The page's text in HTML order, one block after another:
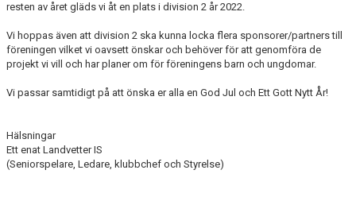
resten av året gläds vi åt en plats i division 2 år 2022.
Vi hoppas även att division 2 ska kunna locka flera sponsorer/partners till
föreningen vilket vi oavsett önskar och behöver för att genomföra de
projekt vi vill och har planer om för föreningens barn och ungdomar.
Vi passar samtidigt på att önska er alla en God Jul och Ett Gott Nytt År!
Hälsningar
Ett enat Landvetter IS
(Seniorspelare, Ledare, klubbchef och Styrelse)